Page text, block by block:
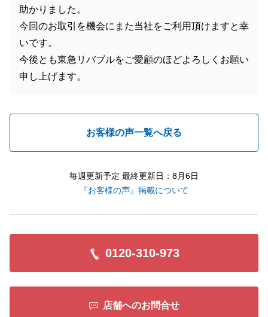
助かりました。
今回のお取引を機会にまた当社をご利用頂けますと幸
いです。
今後とも東急リバブルをご愛顧のほどよろしくお願い
申し上げます。
お客様の声一覧へ戻る
毎週更新予定 最終更新日：8月6日
『お客様の声』掲載について
0120-310-973
店舗へのお問合せ